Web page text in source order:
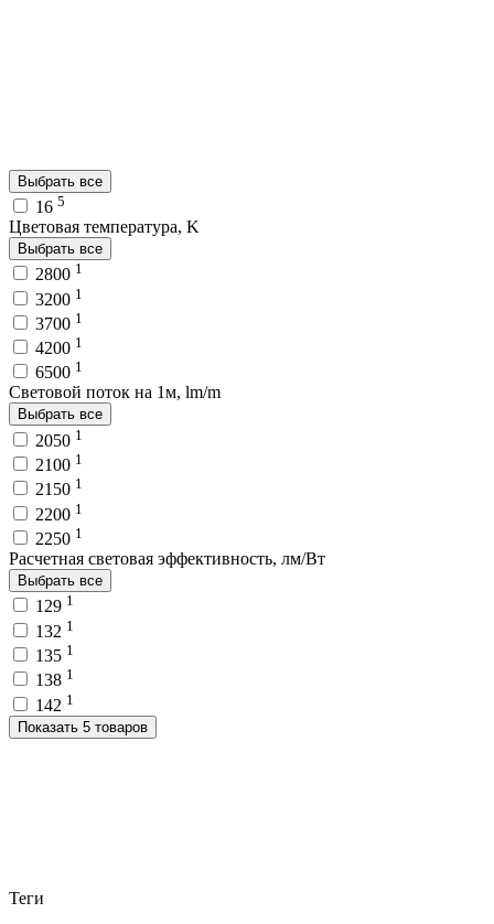
Выбрать все
16 5
Цветовая температура, K
Выбрать все
2800 1
3200 1
3700 1
4200 1
6500 1
Световой поток на 1м, lm/m
Выбрать все
2050 1
2100 1
2150 1
2200 1
2250 1
Расчетная световая эффективность, лм/Вт
Выбрать все
129 1
132 1
135 1
138 1
142 1
Показать 5 товаров
Теги